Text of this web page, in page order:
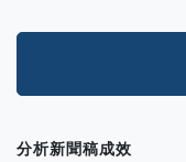
分析新聞稿成效